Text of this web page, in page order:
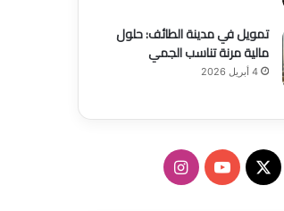
تمويل في مدينة الطائف: حلول
مالية مرنة تناسب الجمي
4 أبريل 2026
ا